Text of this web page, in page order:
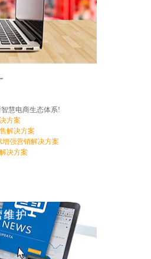
慧电商生态体系!
方案
解决方案
增强营销解决方案
决方案